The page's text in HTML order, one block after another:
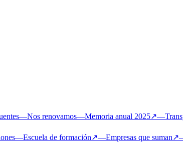
—Nos renovamos—Memoria anual 2025↗—
—Escuela de formación↗—Empresas que suman↗